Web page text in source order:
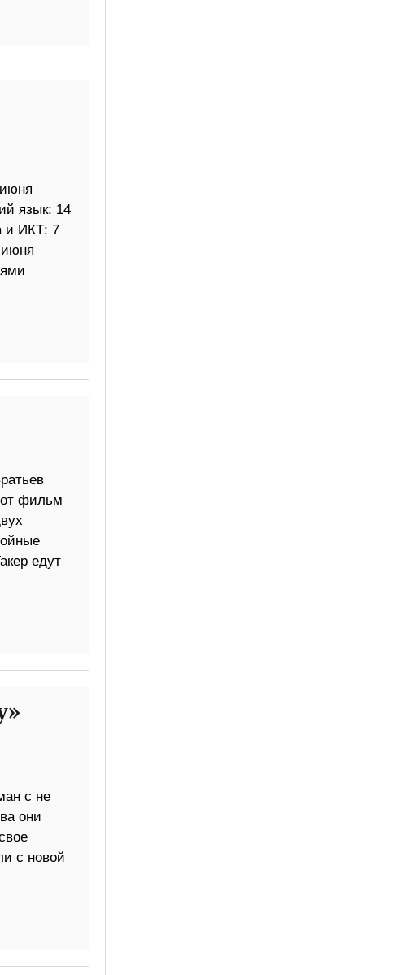
язык: 14
и ИКТ: 7
фильм
едут
с не
они
с новой